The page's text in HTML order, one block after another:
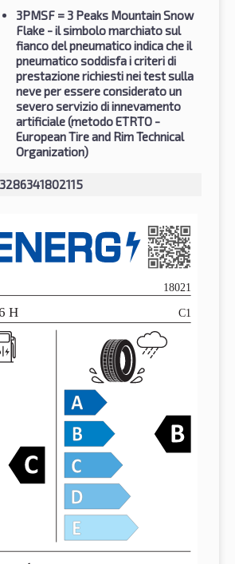
3PMSF = 3 Peaks Mountain Snow
Flake - il simbolo marchiato sul
fianco del pneumatico indica che il
pneumatico soddisfa i criteri di
prestazione richiesti nei test sulla
neve per essere considerato un
severo servizio di innevamento
artificiale (metodo ETRTO -
European Tire and Rim Technical
Organization)
3286341802115